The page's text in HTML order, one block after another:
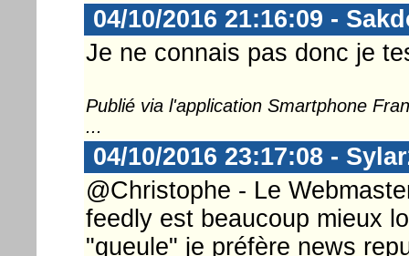
04/10/2016 21:16:09 -
Je ne connais pas donc je
Publié via l'application Smartphone
...
04/10/2016 23:17:08 -
@Christophe - Le
feedly est beaucoup mieux
"gueule" je préfère news